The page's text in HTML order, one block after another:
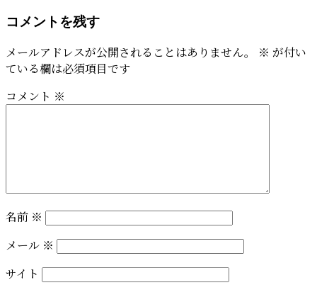
コメントを残す
メールアドレスが公開されることはありません。 ※ が付い
ている欄は必須項目です
コメント ※
名前 ※
メール ※
サイト